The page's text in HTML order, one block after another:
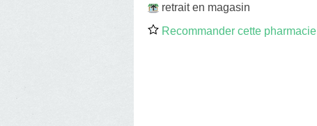
retrait en magasin
Recommander cette pharmacie